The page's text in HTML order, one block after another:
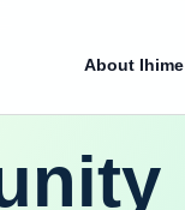
About Ihime